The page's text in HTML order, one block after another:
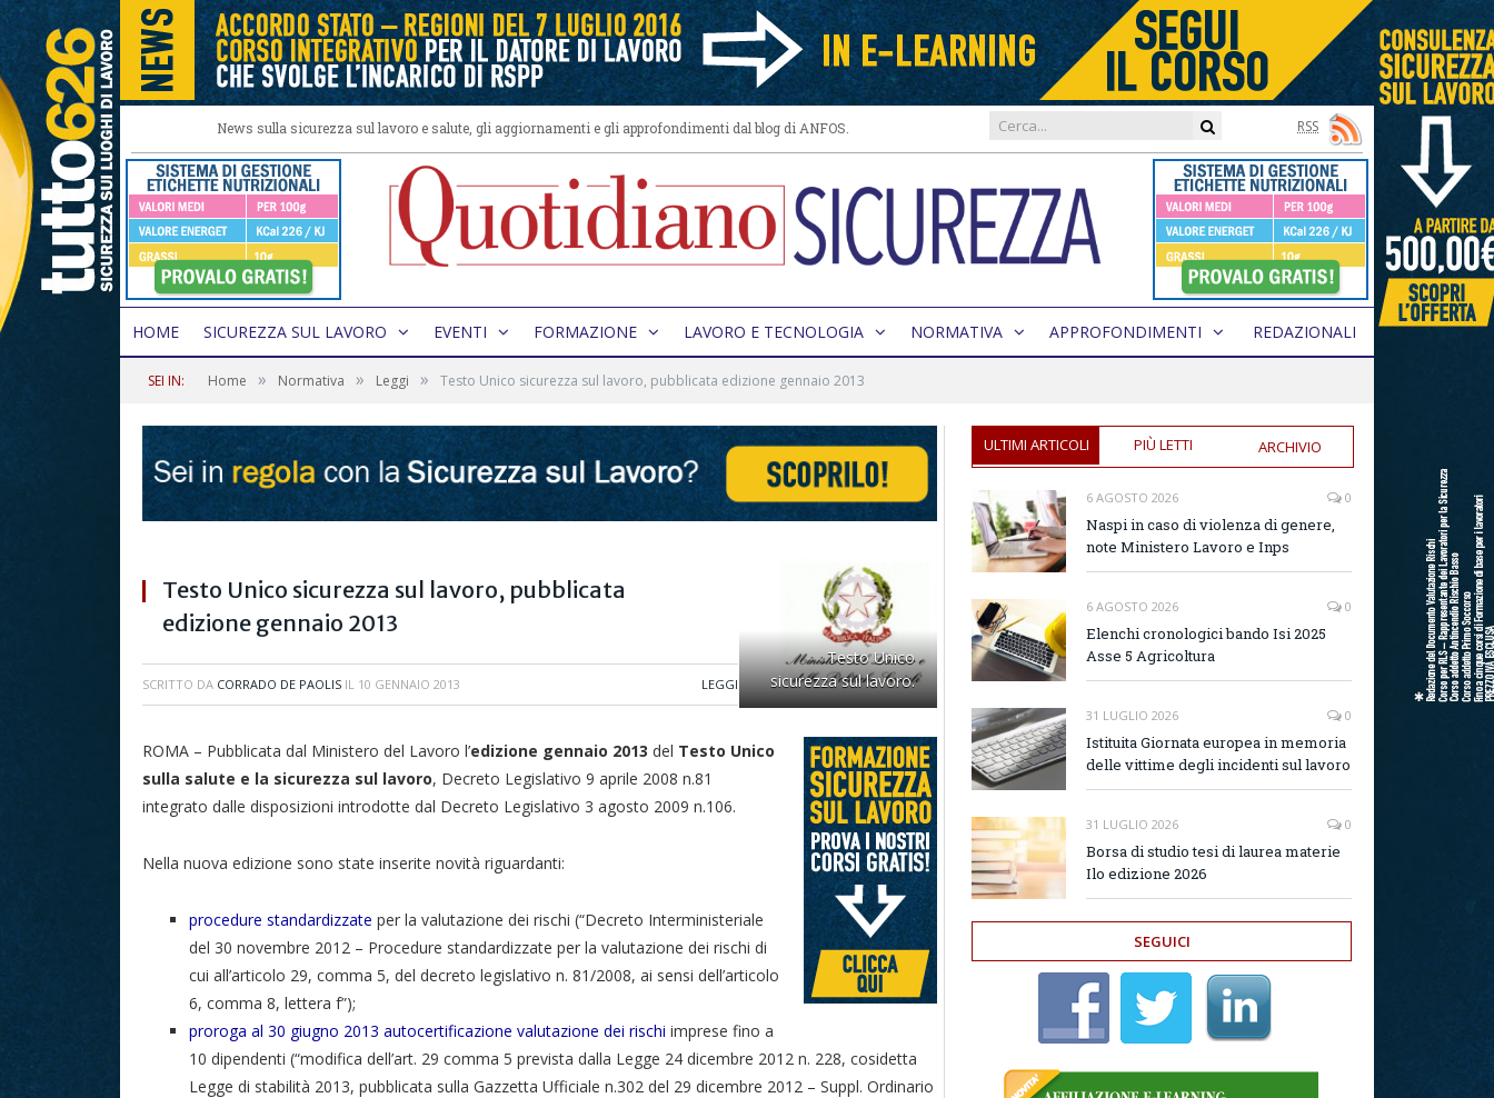
News sulla sicurezza sul lavoro e salute, gli aggiornamenti e gli approfondimenti dal blog di ANFOS. RSS
HOME SICUREZZA SUL LAVORO EVENTI FORMAZIONE LAVORO E TECNOLOGIA NORMATIVA APPROFONDIMENTI REDAZIONALI
SEI IN: Home » Normativa » Leggi » Testo Unico sicurezza sul lavoro, pubblicata edizione gennaio 2013
Testo Unico
sicurezza sul lavoro.
Testo Unico sicurezza sul lavoro, pubblicata
edizione gennaio 2013
SCRITTO DA CORRADO DE PAOLIS IL 10 GENNAIO 2013 LEGGI
ROMA – Pubblicata dal Ministero del Lavoro l’edizione gennaio 2013 del Testo Unico
sulla salute e la sicurezza sul lavoro, Decreto Legislativo 9 aprile 2008 n.81
integrato dalle disposizioni introdotte dal Decreto Legislativo 3 agosto 2009 n.106.
Nella nuova edizione sono state inserite novità riguardanti:
procedure standardizzate per la valutazione dei rischi (“Decreto Interministeriale
del 30 novembre 2012 – Procedure standardizzate per la valutazione dei rischi di
cui all’articolo 29, comma 5, del decreto legislativo n. 81/2008, ai sensi dell’articolo
6, comma 8, lettera f”);
proroga al 30 giugno 2013 autocertificazione valutazione dei rischi imprese fino a
10 dipendenti (“modifica dell’art. 29 comma 5 prevista dalla Legge 24 dicembre 2012 n. 228, cosidetta
Legge di stabilità 2013, pubblicata sulla Gazzetta Ufficiale n.302 del 29 dicembre 2012 – Suppl. Ordinario
ULTIMI ARTICOLI PIÙ LETTI ARCHIVIO
6 AGOSTO 2026 0
Naspi in caso di violenza di genere,
note Ministero Lavoro e Inps
6 AGOSTO 2026 0
Elenchi cronologici bando Isi 2025
Asse 5 Agricoltura
31 LUGLIO 2026 0
Istituita Giornata europea in memoria
delle vittime degli incidenti sul lavoro
31 LUGLIO 2026 0
Borsa di studio tesi di laurea materie
Ilo edizione 2026
SEGUICI